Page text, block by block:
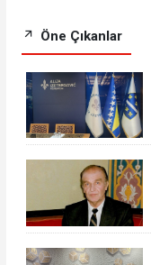
Öne Çıkanlar